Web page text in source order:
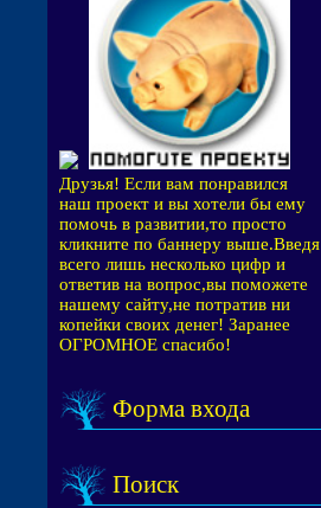
Друзья! Если вам понравился
наш проект и вы хотели бы ему
помочь в развитии,то просто
кликните по баннеру выше.Введя
всего лишь несколько цифр и
ответив на вопрос,вы поможете
нашему сайту,не потратив ни
копейки своих денег! Заранее
ОГРОМНОЕ спасибо!
Форма входа
Поиск